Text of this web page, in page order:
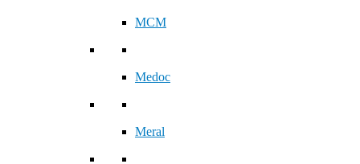
MCM
Medoc
Meral